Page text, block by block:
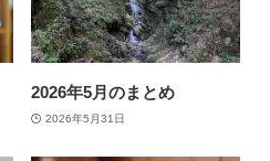
2026年5月のまとめ
2026年5月31日